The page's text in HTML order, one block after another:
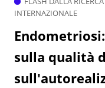
INTERNAZIONALE
sulla qualità